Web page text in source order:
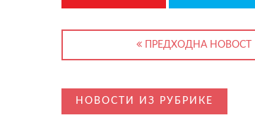
ПРЕДХОДНА НОВОСТ
НОВОСТИ ИЗ РУБРИКЕ